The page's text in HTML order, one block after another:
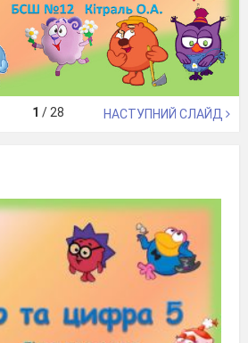
1 / 28 НАСТУПНИЙ СЛАЙД